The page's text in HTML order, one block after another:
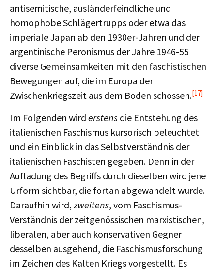
antisemitische, ausländerfeindliche und
homophobe Schlägertrupps oder etwa das
imperiale Japan ab den 1930er-Jahren und der
argentinische Peronismus der Jahre 1946-55
diverse Gemeinsamkeiten mit den faschistischen
Bewegungen auf, die im Europa der
Zwischenkriegszeit aus dem Boden schossen.[17]
Im Folgenden wird erstens die Entstehung des
italienischen Faschismus kursorisch beleuchtet
und ein Einblick in das Selbstverständnis der
italienischen Faschisten gegeben. Denn in der
Aufladung des Begriffs durch dieselben wird jene
Urform sichtbar, die fortan abgewandelt wurde.
Daraufhin wird,zweitens, vom Faschismus-
Verständnis der zeitgenössischen marxistischen,
liberalen, aber auch konservativen Gegner
desselben ausgehend, die Faschismusforschung
im Zeichen des Kalten Kriegs vorgestellt. Es